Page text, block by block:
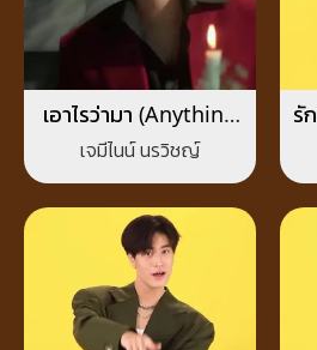
เอาไรว่ามา (Anything
You Want)
เจมีไนน์ นรวิชญ์
รั